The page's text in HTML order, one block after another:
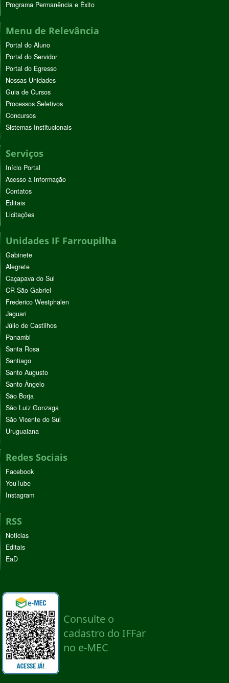
Programa Permanência e Êxito
Menu de Relevância
Portal do Aluno
Portal do Servidor
Portal do Egresso
Nossas Unidades
Guia de Cursos
Processos Seletivos
Concursos
Sistemas Institucionais
Serviços
Início Portal
Acesso à Informação
Contatos
Editais
Licitações
Unidades IF Farroupilha
Gabinete
Alegrete
Caçapava do Sul
CR São Gabriel
Frederico Westphalen
Jaguari
Júlio de Castilhos
Panambi
Santa Rosa
Santiago
Santo Augusto
Santo Ângelo
São Borja
São Luiz Gonzaga
São Vicente do Sul
Uruguaiana
Redes Sociais
Facebook
YouTube
Instagram
RSS
Noticias
Editais
EaD